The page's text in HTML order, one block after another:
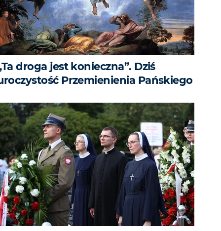
droga jest konieczna”. Dziś
Przemienienia Pańskiego